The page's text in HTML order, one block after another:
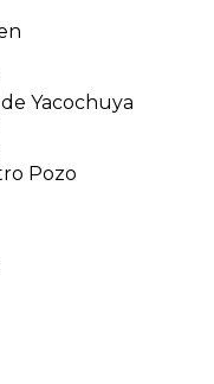
Yacochuya
Pozo